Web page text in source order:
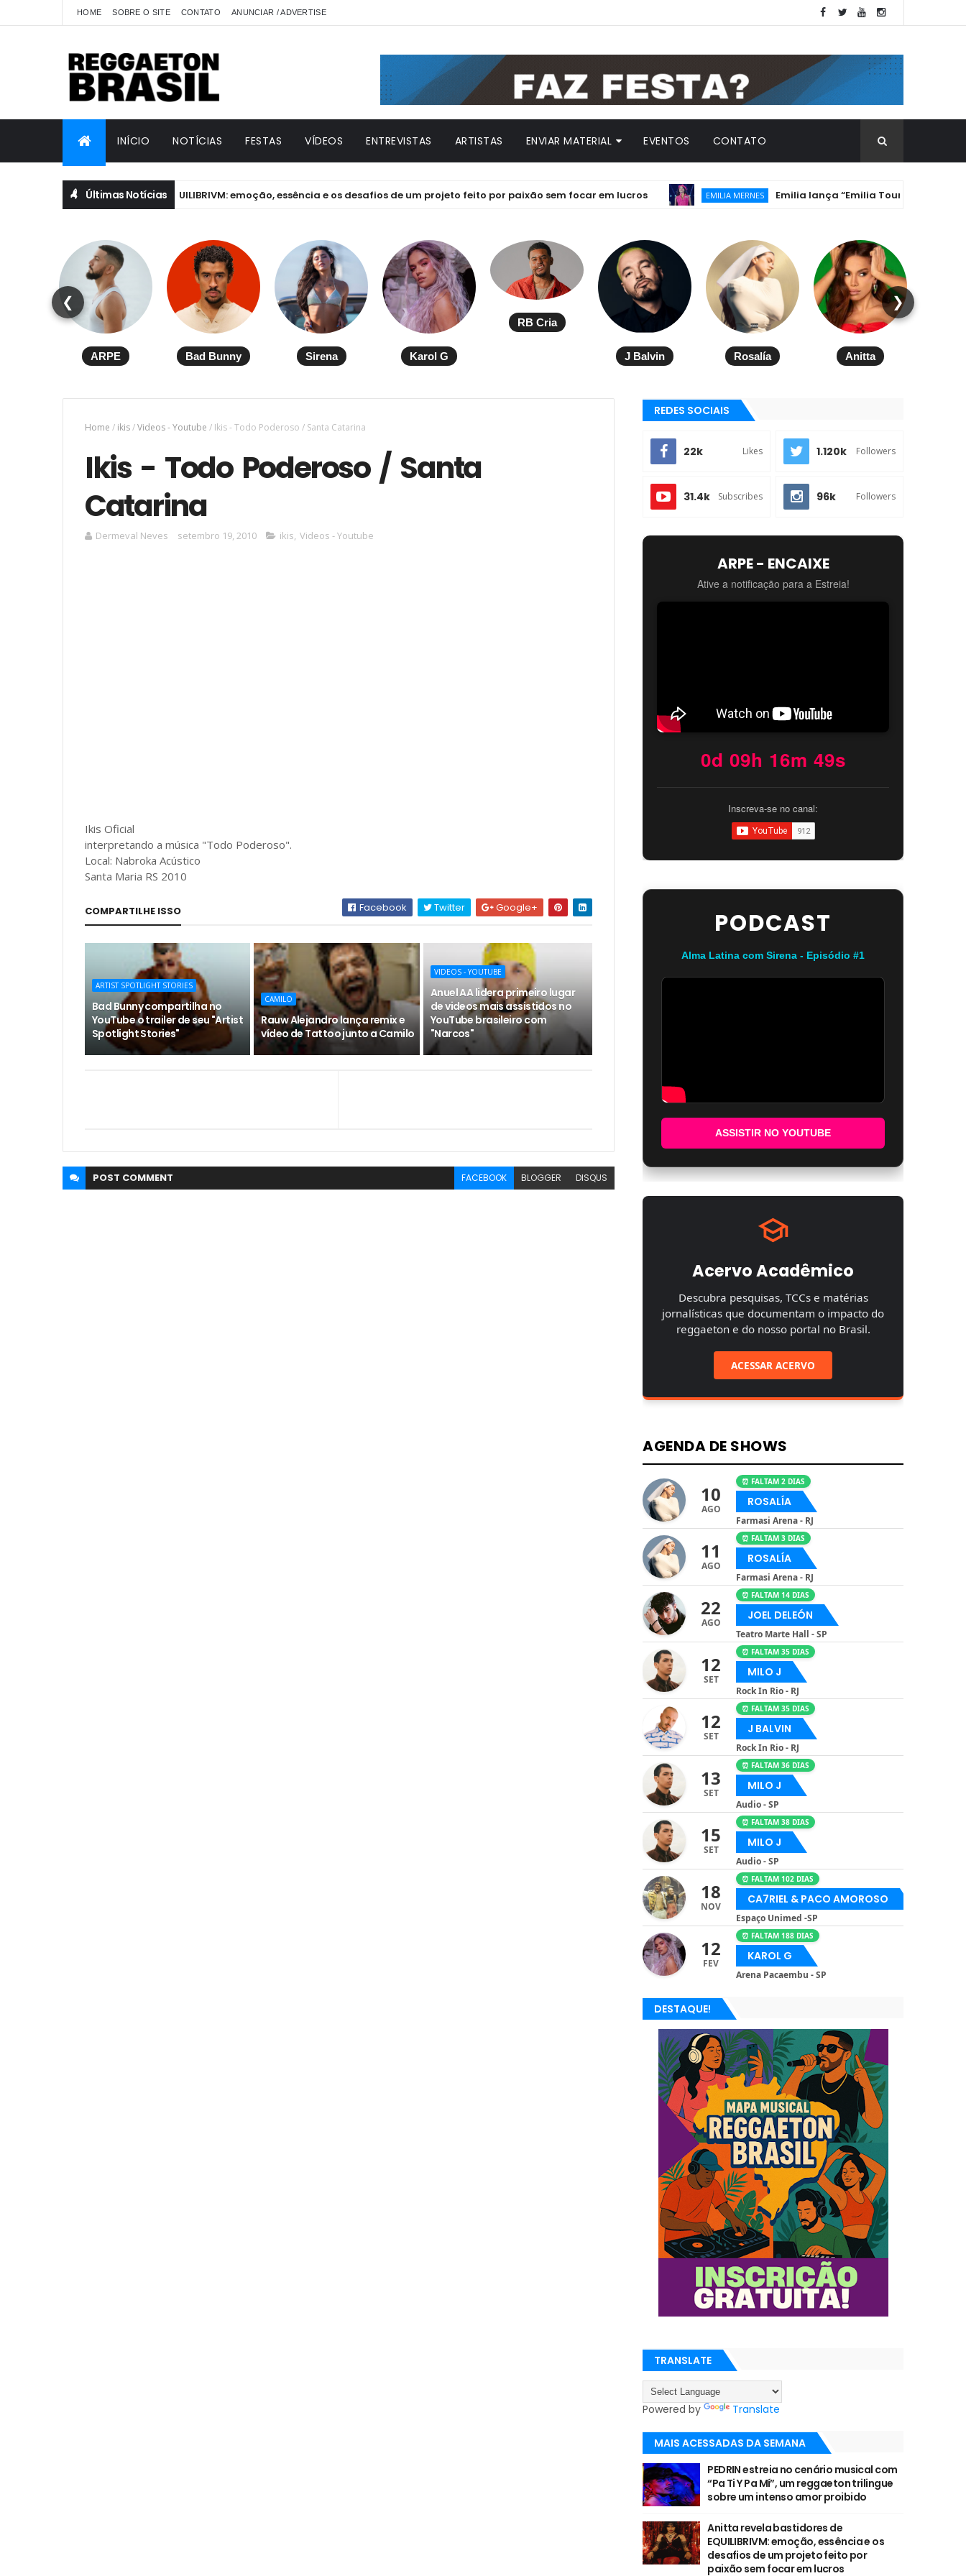
HOME SOBRE O SITE CONTATO ANUNCIAR / ADVERTISE
INÍCIO NOTÍCIAS FESTAS VÍDEOS ENTREVISTAS ARTISTAS ENVIAR MATERIAL EVENTOS CONTATO
Últimas Notícias
revela bastidores de EQUILIBRIVM: emoção, essência e os desafios de um projeto feito por paixão sem focar em lucros EMILIA MERNES Emilia lança “Emilia Tour En Vivo” e encerra
❮
ARPE Bad Bunny Sirena Karol G
RB Cria
J Balvin Rosalía Anitta
❯
Home / ikis/Videos - Youtube / Ikis - Todo Poderoso / Santa Catarina
Ikis - Todo Poderoso / Santa
Catarina
Dermeval Neves setembro 19, 2010 ikis, Videos - Youtube
Ikis Oficial
interpretando a música "Todo Poderoso".
Local: Nabroka Acústico
Santa Maria RS 2010
COMPARTILHE ISSO Facebook Twitter Google+
ARTIST SPOTLIGHT STORIES
Bad Bunny compartilha no
YouTube o trailer de seu "Artist
Spotlight Stories"
CAMILO
Rauw Alejandro lança remix e
vídeo de Tattoo junto a Camilo
VIDEOS - YOUTUBE
Anuel AA lidera primeiro lugar
de videos mais assistidos no
YouTube brasileiro com
"Narcos"
POST COMMENT FACEBOOK BLOGGER DISQUS
REDES SOCIAIS
22k Likes 1.120k Followers
31.4k Subscribes 96k Followers
ARPE - ENCAIXE
Ative a notificação para a Estreia!
0d 09h 16m 48s
Inscreva-se no canal:
PODCAST
Alma Latina com Sirena - Episódio #1
ASSISTIR NO YOUTUBE
Acervo Acadêmico
Descubra pesquisas, TCCs e matérias
jornalísticas que documentam o impacto do
reggaeton e do nosso portal no Brasil.
ACESSAR ACERVO
AGENDA DE SHOWS
10
AGO
⏰ FALTAM 2 DIAS
ROSALÍA
Farmasi Arena - RJ
11
AGO
⏰ FALTAM 3 DIAS
ROSALÍA
Farmasi Arena - RJ
22
AGO
⏰ FALTAM 14 DIAS
JOEL DELEÓN
Teatro Marte Hall - SP
12
SET
⏰ FALTAM 35 DIAS
MILO J
Rock In Rio - RJ
12
SET
⏰ FALTAM 35 DIAS
J BALVIN
Rock In Rio - RJ
13
SET
⏰ FALTAM 36 DIAS
MILO J
Audio - SP
15
SET
⏰ FALTAM 38 DIAS
MILO J
Audio - SP
18
NOV
⏰ FALTAM 102 DIAS
CA7RIEL & PACO AMOROSO
Espaço Unimed -SP
12
FEV
⏰ FALTAM 188 DIAS
KAROL G
Arena Pacaembu - SP
DESTAQUE!
TRANSLATE
Powered by Translate
MAIS ACESSADAS DA SEMANA
PEDRIN estreia no cenário musical com
“Pa Ti Y Pa Mí”, um reggaeton trilingue
sobre um intenso amor proibido
Anitta revela bastidores de
EQUILIBRIVM: emoção, essência e os
desafios de um projeto feito por
paixão sem focar em lucros